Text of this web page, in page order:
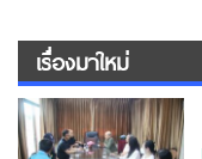
เรื่องมาใหม่